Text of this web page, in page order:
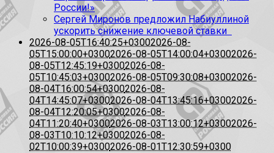
России!»
Сергей Миронов предложил Набиуллиной
ускорить снижение ключевой ставки
2026-08-05T16:40:25+03002026-08-
05T15:00:00+03002026-08-05T14:00:04+03002026-
08-05T12:45:19+03002026-08-
05T10:45:03+03002026-08-05T09:30:08+03002026-
08-04T16:00:54+03002026-08-
04T14:45:07+03002026-08-04T13:45:16+03002026-
08-04T12:20:05+03002026-08-
04T11:20:40+03002026-08-03T13:00:12+03002026-
08-03T10:10:12+03002026-08-
02T10:00:39+03002026-08-01T12:30:59+0300